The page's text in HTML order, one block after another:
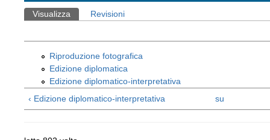
Schede primarie
Visualizza (scheda attiva)
Revisioni
Riproduzione fotografica
Edizione diplomatica
Edizione diplomatico-interpretativa
‹ Edizione diplomatico-interpretativa
su